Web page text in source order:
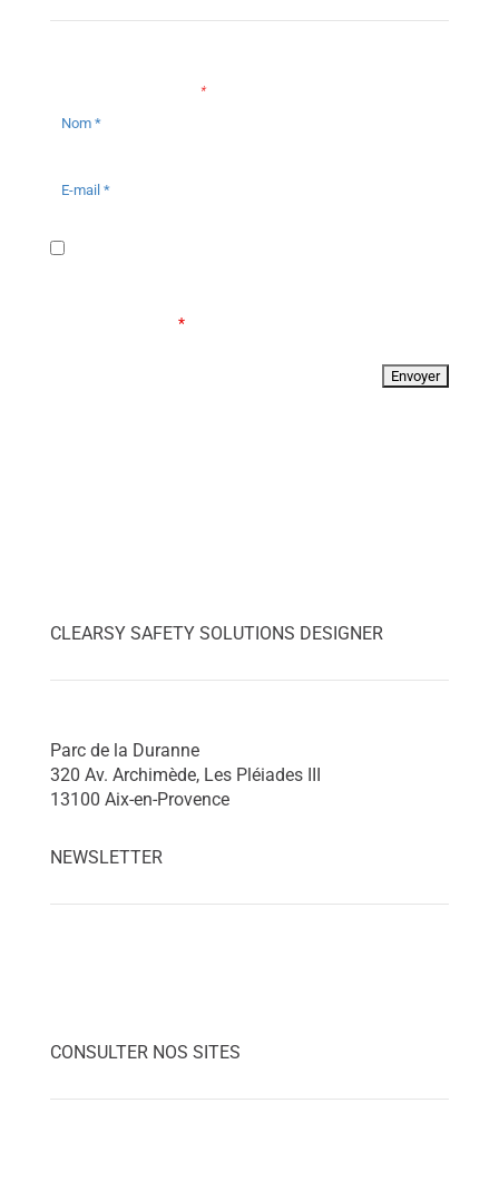
*sont obligatoires
*
CLEARSY SAFETY SOLUTIONS DESIGNER
Parc de la Duranne
320 Av. Archimède, Les Pléiades III
13100 Aix-en-Provence
NEWSLETTER
CONSULTER NOS SITES